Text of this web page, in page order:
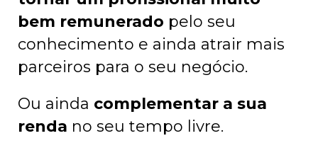
bem remunerado pelo seu
conhecimento e ainda atrair mais
parceiros para o seu negócio.
Ou ainda complementar a sua
renda no seu tempo livre.